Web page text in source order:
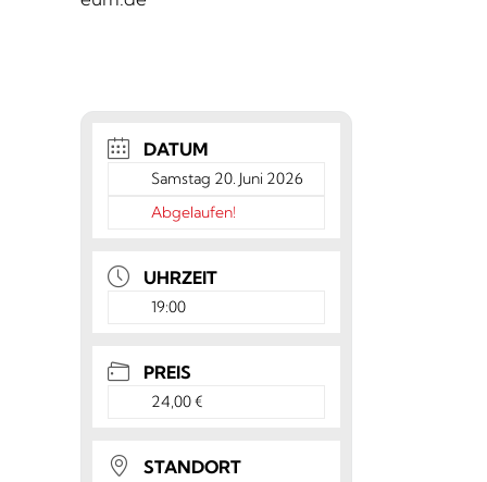
DATUM
Samstag 20. Juni 2026
Abgelaufen!
UHRZEIT
19:00
PREIS
24,00 €
STANDORT